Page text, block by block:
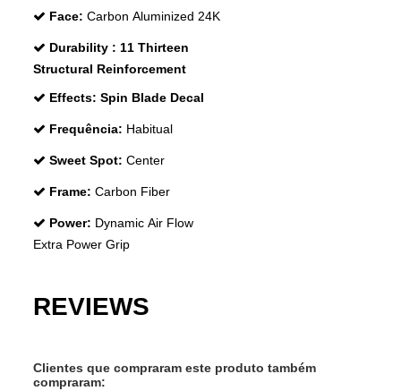
Face: Carbon Aluminized 24K
Durability : 11 Thirteen
Structural Reinforcement
Effects: Spin Blade Decal
Frequência: Habitual
Sweet Spot: Center
Frame: Carbon Fiber
Power: Dynamic Air Flow
Extra Power Grip
REVIEWS
Clientes que compraram este produto também
compraram: